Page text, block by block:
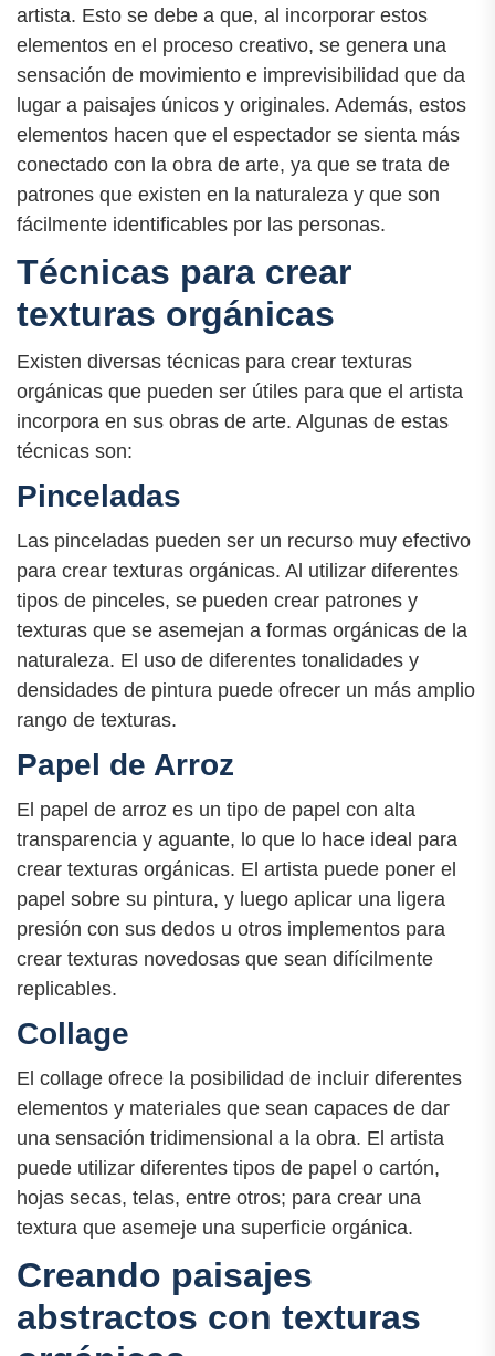
artista. Esto se debe a que, al incorporar estos
elementos en el proceso creativo, se genera una
sensación de movimiento e imprevisibilidad que da
lugar a paisajes únicos y originales. Además, estos
elementos hacen que el espectador se sienta más
conectado con la obra de arte, ya que se trata de
patrones que existen en la naturaleza y que son
fácilmente identificables por las personas.
Técnicas para crear
texturas orgánicas
Existen diversas técnicas para crear texturas
orgánicas que pueden ser útiles para que el artista
incorpora en sus obras de arte. Algunas de estas
técnicas son:
Pinceladas
Las pinceladas pueden ser un recurso muy efectivo
para crear texturas orgánicas. Al utilizar diferentes
tipos de pinceles, se pueden crear patrones y
texturas que se asemejan a formas orgánicas de la
naturaleza. El uso de diferentes tonalidades y
densidades de pintura puede ofrecer un más amplio
rango de texturas.
Papel de Arroz
El papel de arroz es un tipo de papel con alta
transparencia y aguante, lo que lo hace ideal para
crear texturas orgánicas. El artista puede poner el
papel sobre su pintura, y luego aplicar una ligera
presión con sus dedos u otros implementos para
crear texturas novedosas que sean difícilmente
replicables.
Collage
El collage ofrece la posibilidad de incluir diferentes
elementos y materiales que sean capaces de dar
una sensación tridimensional a la obra. El artista
puede utilizar diferentes tipos de papel o cartón,
hojas secas, telas, entre otros; para crear una
textura que asemeje una superficie orgánica.
Creando paisajes
abstractos con texturas